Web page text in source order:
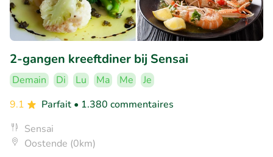
2-gangen kreeftdiner bij Sensai
Demain Di Lu Ma Me
Je
9.1
Parfait • 1.380 commentaires
Sensai
Oostende (0km)